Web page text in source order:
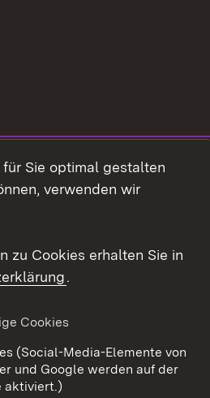
Datenschutz
Cookies
Sie optimal gestalten
verwenden wir
zu Cookies erhalten Sie in
.
Cookies
(Social-Media-Elemente von
und Google werden auf der
aktiviert.)